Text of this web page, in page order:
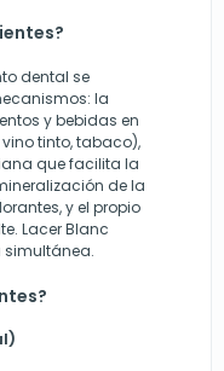
dental se
la
y bebidas en
tinto, tabaco),
que facilita la
de la
y el propio
Lacer Blanc
simultánea.